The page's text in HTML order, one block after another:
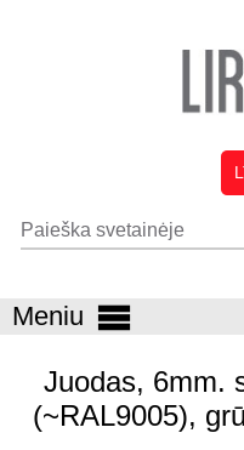
Meniu
Juodas, 6mm.
(~RAL9005),